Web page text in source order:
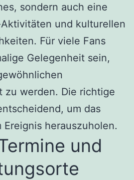
sondern auch eine
und kulturellen
Für viele Fans
Gelegenheit sein,
zu werden. Die richtige
um das
Ereignis herauszuholen.
und